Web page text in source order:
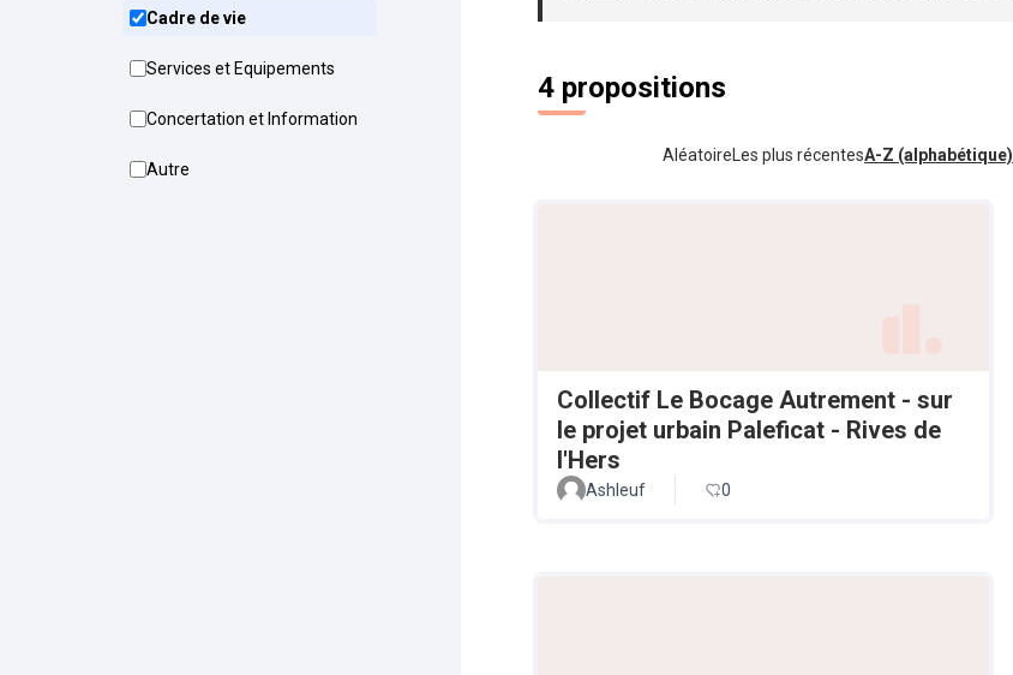
Cadre de vie
Services et Equipements
Concertation et Information
Autre
4 propositions
Aléatoire Les plus récentesA-Z (alphabétique)
Collectif Le Bocage Autrement - sur
le projet urbain Paleficat - Rives de
l'Hers
Ashleuf 0